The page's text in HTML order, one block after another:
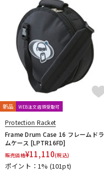
ドラム
キーボード
管楽器
アンプ
DJ機器
新品 WEB注文店頭受取可
Protection Racket
Frame Drum Case 16 フレームドラ
ムケース [LPTR16FD]
販売価格¥11,110(税込)
ポイント：1% (101pt)